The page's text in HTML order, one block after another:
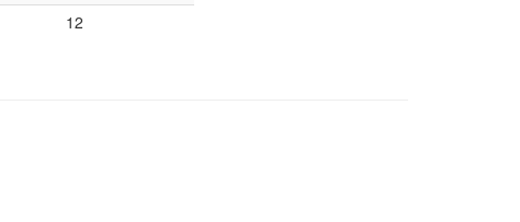
12